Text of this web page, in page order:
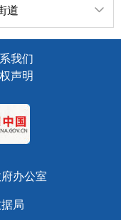
道
我们
声明
办公室
局